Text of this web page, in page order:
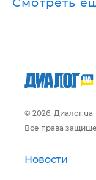
Смотреть
© 2026, Диалог.ua
Все права
Новости